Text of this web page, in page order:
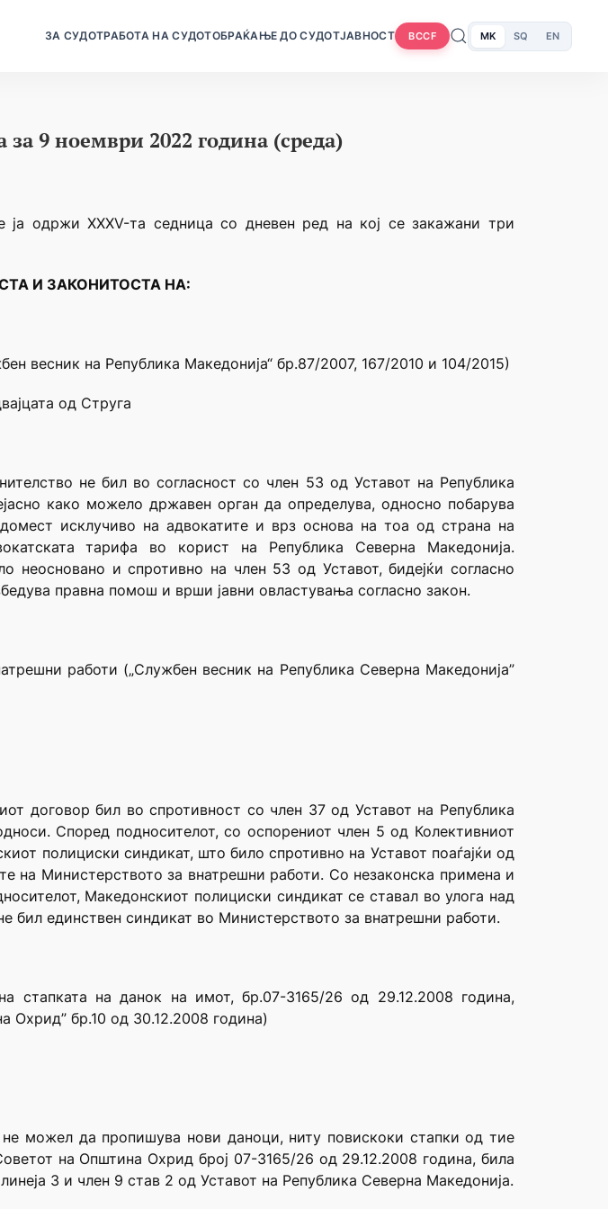
ЗА СУДОТРАБОТА НА СУДОТОБРАЌАЊЕ ДО СУДОТЈАВНОСТ BCCF MK SQ EN
9 ноември 2022 година (среда)
одржи XXXV-та седница со дневен ред на кој се закажани три
И ЗАКОНИТОСТА НА:
весник на Република Македонија“ бр.87/2007, 167/2010 и 104/2015)
од Струга
не бил во согласност со член 53 од Уставот на Република
како можело државен орган да определува, односно побарува
исклучиво на адвокатите и врз основа на тоа од страна на
тарифа во корист на Република Северна Македонија.
и спротивно на член 53 од Уставот, бидејќи согласно
правна помош и врши јавни овластувања согласно закон.
работи („Службен весник на Република Северна Македонија”
договор бил во спротивност со член 37 од Уставот на Република
Според подносителот, со оспорениот член 5 од Колективниот
полициски синдикат, што било спротивно на Уставот поаѓајќи од
на Министерството за внатрешни работи. Со незаконска примена и
Македонскиот полициски синдикат се ставал во улога над
бил единствен синдикат во Министерството за внатрешни работи.
стапката на данок на имот, бр.07-3165/26 од 29.12.2008 година,
Охрид” бр.10 од 30.12.2008 година)
можел да пропишува нови даноци, ниту повискоки стапки од тие
на Општина Охрид број 07-3165/26 од 29.12.2008 година, била
3 и член 9 став 2 од Уставот на Република Северна Македонија.